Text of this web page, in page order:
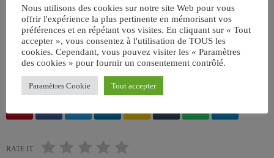
ÉCRIT PAR:JEAN-CLAUDE
RATE IT
Nous utilisons des cookies sur notre site Web pour vous
offrir l'expérience la plus pertinente en mémorisant vos
préférences et en répétant vos visites. En cliquant sur « Tout
accepter », vous consentez à l'utilisation de TOUS les
cookies. Cependant, vous pouvez visiter les « Paramètres
des cookies » pour fournir un consentement contrôlé.
Paramètres Cookie Tout accepter